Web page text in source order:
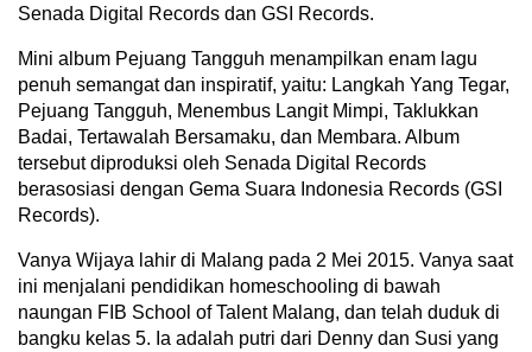
Senada Digital Records dan GSI Records.
Mini album Pejuang Tangguh menampilkan enam lagu
penuh semangat dan inspiratif, yaitu: Langkah Yang Tegar,
Pejuang Tangguh, Menembus Langit Mimpi, Taklukkan
Badai, Tertawalah Bersamaku, dan Membara. Album
tersebut diproduksi oleh Senada Digital Records
berasosiasi dengan Gema Suara Indonesia Records (GSI
Records).
Vanya Wijaya lahir di Malang pada 2 Mei 2015. Vanya saat
ini menjalani pendidikan homeschooling di bawah
naungan FIB School of Talent Malang, dan telah duduk di
bangku kelas 5. Ia adalah putri dari Denny dan Susi yang